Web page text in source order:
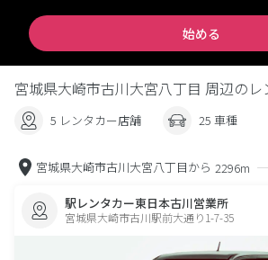
始める
宮城県大崎市古川大宮八丁目 周辺のレ
5 レンタカー店舗 25 車種
宮城県大崎市古川大宮八丁目から 2296m
駅レンタカー東日本古川営業所
宮城県大崎市古川駅前大通り1-7-35